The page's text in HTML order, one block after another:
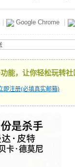
Google Chrome
能，让你轻松玩转社
即注册(必填真实邮箱)